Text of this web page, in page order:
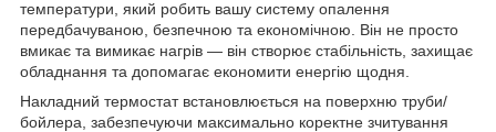
температури, який робить вашу систему опалення
передбачуваною, безпечною та економічною. Він не просто
вмикає та вимикає нагрів — він створює стабільність, захищає
обладнання та допомагає економити енергію щодня.
Накладний термостат встановлюється на поверхню труби/
бойлера, забезпечуючи максимально коректне зчитування